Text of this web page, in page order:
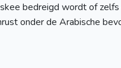
bedreigd wordt of
onder de Arabische